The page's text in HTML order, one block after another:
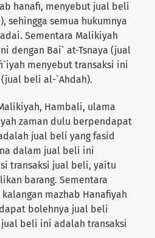
hanafi, menyebut jual beli
sehingga semua hukumnya
Sementara Malikiyah
dengan Bai` at-Tsnaya (jual
menyebut transaksi ini
(jual beli al-`Ahdah).
Hambali, ulama
zaman dulu berpendapat
jual beli yang fasid
dalam jual beli ini
transaksi jual beli, yaitu
barang. Sementara
mazhab Hanafiyah
bolehnya jual beli
jual beli ini adalah transaksi